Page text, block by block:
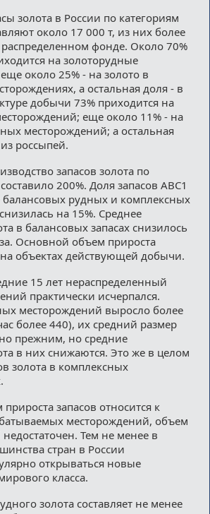
золота в России по категориям
около 17 000 т, из них более
распределенном фонде. Около 70%
на золоторудные
около 25% - на золото в
а остальная доля - в
добычи 73% приходится на
еще около 11% - на
месторождений; а остальная
россыпей.
запасов золота по
200%. Доля запасов АВС1
рудных и комплексных
на 15%. Среднее
в балансовых запасах снизилось
Основной объем прироста
на объектах действующей добычи.
15 лет нераспределенный
практически исчерпался.
месторождений выросло более
более 440), их средний размер
прежним, но средние
в них снижаются. Это же в целом
золота в комплексных
запасов относится к
месторождений, объем
Тем не менее в
стран в России
открываться новые
класса.
золота составляет не менее